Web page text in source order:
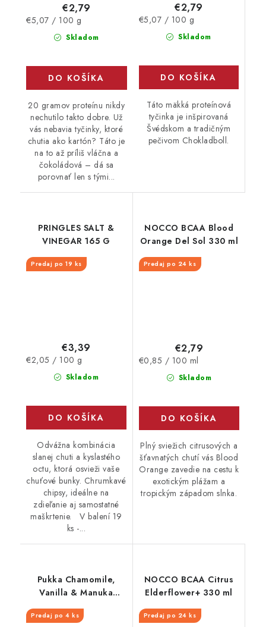
Skladom
€2,79
Jednotková
€5,07 / 100 g
DO KOŠÍKA
20 gramov proteínu nikdy
nechutilo takto dobre. Už
vás nebavia tyčinky, ktoré
chutia ako kartón? Táto je
na to až príliš vláčna a
čokoládová – dá sa
porovnať len s tými...
Skladom
€2,79
Jednotková
€5,07 / 100 g
DO KOŠÍKA
Táto mäkká proteínová
tyčinka je inšpirovaná
Švédskom a tradičným
pečivom Chokladboll.
PRINGLES SALT &
VINEGAR 165 G
Predaj po 19 ks
Skladom
€3,39
Jednotková
€2,05 / 100 g
DO KOŠÍKA
Odvážna kombinácia
slanej chuti a kyslastého
octu, ktorá osvieži vaše
chuťové bunky. Chrumkavé
chipsy, ideálne na
zdieľanie aj samostatné
maškrtenie. V balení 19
ks -...
NOCCO BCAA Blood
Orange Del Sol 330 ml
Predaj po 24 ks
Skladom
€2,79
Jednotková
€0,85 / 100 ml
DO KOŠÍKA
Plný sviežich citrusových a
šťavnatých chutí vás Blood
Orange zavedie na cestu k
exotickým plážam a
tropickým západom slnka.
Pukka Chamomile,
Vanilla & Manuka
Predaj po 4 ks
NOCCO BCAA Citrus
Elderflower+ 330 ml
Predaj po 24 ks